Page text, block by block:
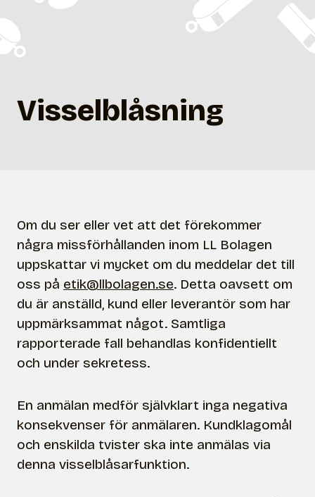
Visselblåsning
Om du ser eller vet att det förekommer
några missförhållanden inom LL Bolagen
uppskattar vi mycket om du meddelar det till
oss på etik@llbolagen.se. Detta oavsett om
du är anställd, kund eller leverantör som har
uppmärksammat något. Samtliga
rapporterade fall behandlas konfidentiellt
och under sekretess.
En anmälan medför självklart inga negativa
konsekvenser för anmälaren. Kundklagomål
och enskilda tvister ska inte anmälas via
denna visselblåsarfunktion.